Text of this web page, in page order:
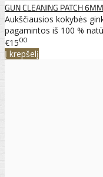
GUN CLEANING PATCH 6MM
Aukščiausios kokybės
pagamintos iš 100 %
€1500
Į krepšelį